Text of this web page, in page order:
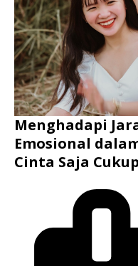
Menghadapi
Emosional
Cinta Saja